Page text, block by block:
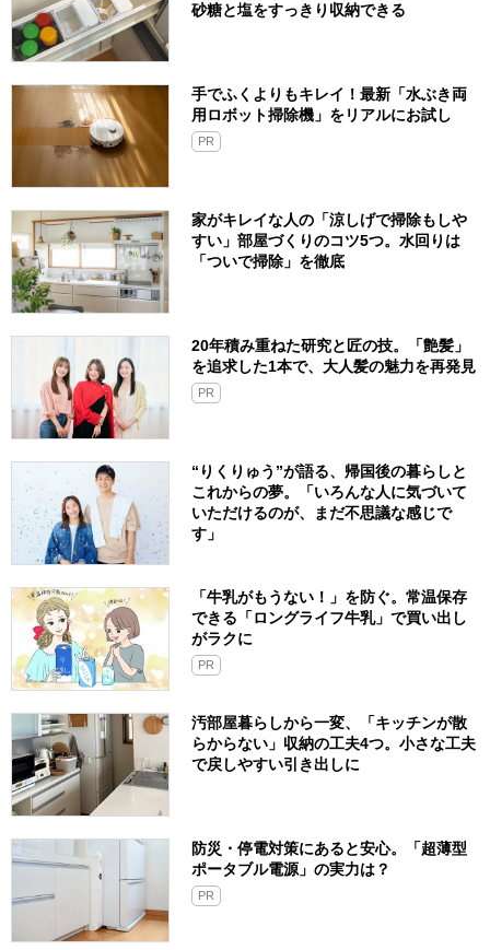
砂糖と塩をすっきり収納できる
手でふくよりもキレイ！最新「水ぶき両
用ロボット掃除機」をリアルにお試し
PR
家がキレイな人の「涼しげで掃除もしや
すい」部屋づくりのコツ5つ。水回りは
「ついで掃除」を徹底
20年積み重ねた研究と匠の技。「艶髪」
を追求した1本で、大人髪の魅力を再発見
PR
“りくりゅう”が語る、帰国後の暮らしと
これからの夢。「いろんな人に気づいて
いただけるのが、まだ不思議な感じで
す」
「牛乳がもうない！」を防ぐ。常温保存
できる「ロングライフ牛乳」で買い出し
がラクに
PR
汚部屋暮らしから一変、「キッチンが散
らからない」収納の工夫4つ。小さな工夫
で戻しやすい引き出しに
防災・停電対策にあると安心。「超薄型
ポータブル電源」の実力は？​
PR